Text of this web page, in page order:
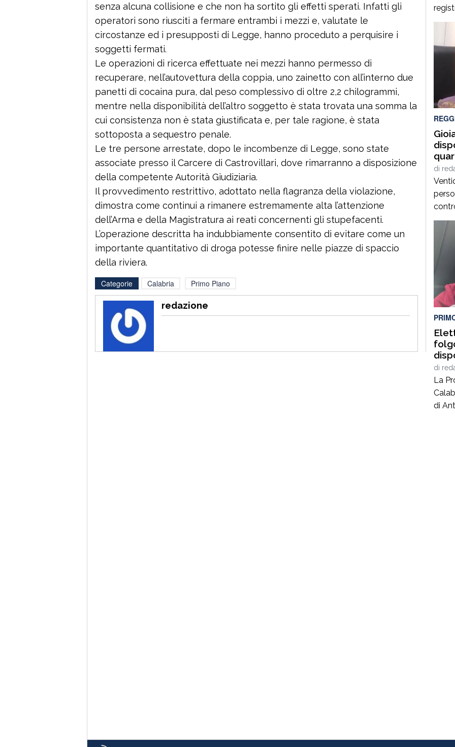
senza alcuna collisione e che non ha sortito gli effetti sperati. Infatti gli
operatori sono riusciti a fermare entrambi i mezzi e, valutate le
circostanze ed i presupposti di Legge, hanno proceduto a perquisire i
soggetti fermati.
Le operazioni di ricerca effettuate nei mezzi hanno permesso di
recuperare, nell’autovettura della coppia, uno zainetto con all’interno due
panetti di cocaina pura, dal peso complessivo di oltre 2,2 chilogrammi,
mentre nella disponibilità dell’altro soggetto è stata trovata una somma la
cui consistenza non è stata giustificata e, per tale ragione, è stata
sottoposta a sequestro penale.
Le tre persone arrestate, dopo le incombenze di Legge, sono state
associate presso il Carcere di Castrovillari, dove rimarranno a disposizione
della competente Autorità Giudiziaria.
Il provvedimento restrittivo, adottato nella flagranza della violazione,
dimostra come continui a rimanere estremamente alta l’attenzione
dell’Arma e della Magistratura ai reati concernenti gli stupefacenti.
L’operazione descritta ha indubbiamente consentito di evitare come un
importante quantitativo di droga potesse finire nelle piazze di spaccio
della riviera.
Categorie Calabria Primo Piano
redazione
di
ditta
di
La
di